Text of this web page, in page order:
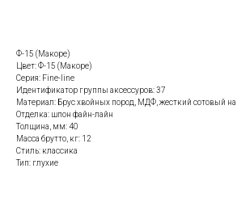
Ф-15 (Макоре)
Цвет: Ф-15 (Макоре)
Серия: Fine-line
Идентификатор группы аксессуров: 37
Материал: Брус хвойных пород, МДФ, жесткий сотовый
Отделка: шпон файн-лайн
Толщина, мм: 40
Масса брутто, кг: 12
Стиль: классика
Тип: глухие